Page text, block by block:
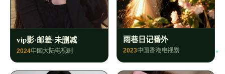
vip影·邮差·未删减
2024中国大陆电视剧
雨巷日记番外
2023中国香港电视剧